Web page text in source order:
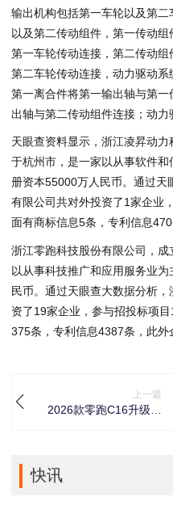
输出机构包括第一车轮以及第
以及第二传动组件，第一传动
第一车轮传动连接，第二传动
第二车轮传动连接，动力驱动系
第一离合件将第一输出轴与第
出轴与第二传动组件连接；动力
天眼查资料显示，浙江凌昇动
于杭州市，是一家以从事软件
册资本55000万人民币。通过天
有限公司共对外投资了1家企业
面有商标信息5条，专利信息
浙江零跑科技股份有限公司，
以从事科技推广和应用服务业
民币。通过天眼查大数据分析
资了19家企业，参与招投标项
375条，专利信息4387条，此外
上一篇
2026款零跑C16升级亮
快讯